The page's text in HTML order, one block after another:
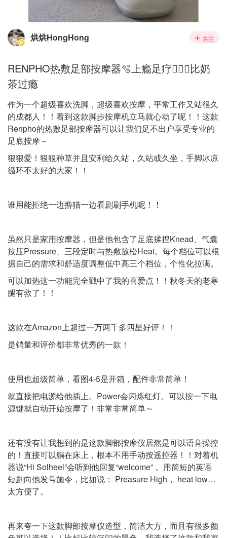
烘烘HongHong 关注
RENPHO热敷足部按摩器🫧上瘾足疗🧖🏻‍♀️比奶
茶过瘾
作为一个超级喜欢洗脚，超级喜欢按摩，平常工作又站很久
的成都人！！看到这款脚步按摩机立马就心动了呢！！这款
Renpho的热敷足部按摩器可以让我们足不出户享受专业的
足底按摩～
狠狠爱！狠狠种草并且安利给久站，久站或久坐，手脚冰凉
循环不太好的大家！！
谁用能拒绝一边撸猫一边看剧刷手机呢！！
虽然只是家用按摩器，但是他包含了足底揉捏Knead、气囊
按压Pressure、三段定时与热敷放松Heat。每个档位可以根
据自己的需求和舒适度调整低中高三个档位，个性化拉满。
可以加热这一功能完全戳中了我的喜爱点！！秋冬天的老寒
腿有救了！！
这款在Amazon上超过一万两千多四星好评！！
是销量和评价都非常优秀的一款！
使用也超级简单，看图4-5是开箱，配件非常简单！
就直接把电源给他插上。Power会闪烁红灯。可以按一下电
源键就自动开始按摩了！非常非常简单～
还有没有让我想到的是这款脚部按摩仪居然是可以语音操控
的！直接可以躺在床上，根本不用手动按遥控器！！对着机
器说“Hi Solheel”会听到他回复“welcome” 。用简短的英语
短剧向他发号施令，比如说： Preasure High， heat low…
太方便了。
再来夸一下这款脚部按摩仪造型，简洁大方，而且有很多颜